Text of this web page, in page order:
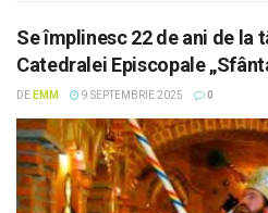
Se împlinesc 22 de ani de la
Catedralei Episcopale
DE EMM 9 SEPTEMBRIE 2025 0